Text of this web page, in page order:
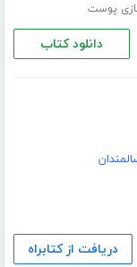
پوست
دانلود کتاب
دریافت از کتابراه